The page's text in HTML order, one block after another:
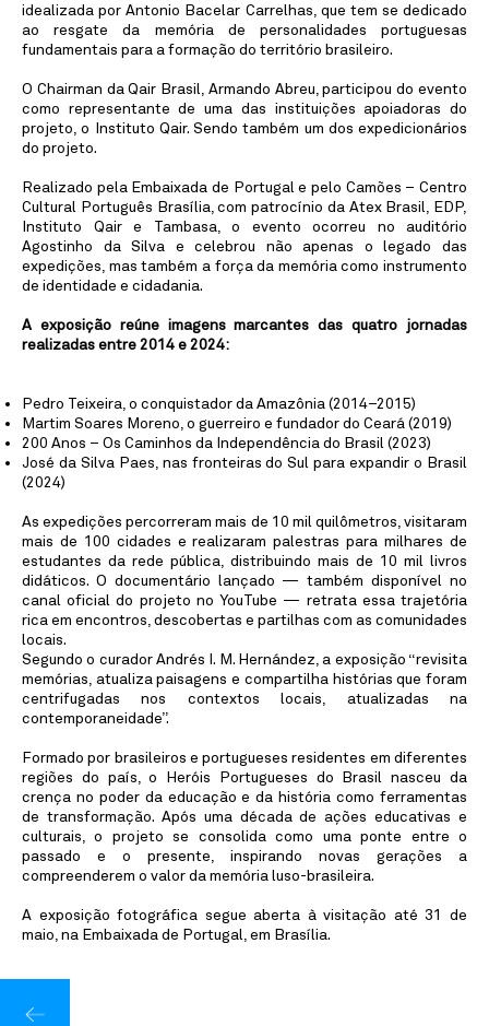
idealizada por Antonio Bacelar Carrelhas, que tem se dedicado
ao resgate da memória de personalidades portuguesas
fundamentais para a formação do território brasileiro.
O Chairman da Qair Brasil, Armando Abreu, participou do evento
como representante de uma das instituições apoiadoras do
projeto, o Instituto Qair. Sendo também um dos expedicionários
do projeto.
Realizado pela Embaixada de Portugal e pelo Camões – Centro
Cultural Português Brasília, com patrocínio da Atex Brasil, EDP,
Instituto Qair e Tambasa, o evento ocorreu no auditório
Agostinho da Silva e celebrou não apenas o legado das
expedições, mas também a força da memória como instrumento
de identidade e cidadania.
A exposição reúne imagens marcantes das quatro jornadas
realizadas entre 2014 e 2024:
Pedro Teixeira, o conquistador da Amazônia (2014–2015)
Martim Soares Moreno, o guerreiro e fundador do Ceará (2019)
200 Anos – Os Caminhos da Independência do Brasil (2023)
José da Silva Paes, nas fronteiras do Sul para expandir o Brasil
(2024)
As expedições percorreram mais de 10 mil quilômetros, visitaram
mais de 100 cidades e realizaram palestras para milhares de
estudantes da rede pública, distribuindo mais de 10 mil livros
didáticos. O documentário lançado — também disponível no
canal oficial do projeto no YouTube — retrata essa trajetória
rica em encontros, descobertas e partilhas com as comunidades
locais.
Segundo o curador Andrés I. M. Hernández, a exposição “revisita
memórias, atualiza paisagens e compartilha histórias que foram
centrifugadas nos contextos locais, atualizadas na
contemporaneidade”.
Formado por brasileiros e portugueses residentes em diferentes
regiões do país, o Heróis Portugueses do Brasil nasceu da
crença no poder da educação e da história como ferramentas
de transformação. Após uma década de ações educativas e
culturais, o projeto se consolida como uma ponte entre o
passado e o presente, inspirando novas gerações a
compreenderem o valor da memória luso-brasileira.
A exposição fotográfica segue aberta à visitação até 31 de
maio, na Embaixada de Portugal, em Brasília.